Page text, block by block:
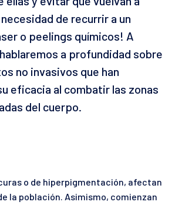
de recurrir a un
o peelings químicos! A
a profundidad sobre
no invasivos que han
eficacia al combatir las zonas
del cuerpo.
o de hiperpigmentación, afectan
la población. Asimismo, comienzan